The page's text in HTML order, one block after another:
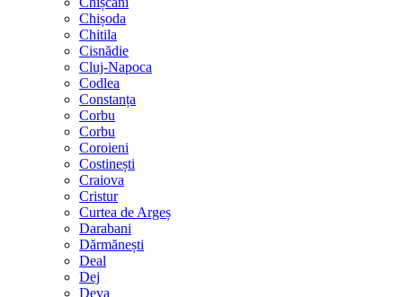
Chișoda
Chitila
Cisnădie
Cluj-Napoca
Codlea
Constanța
Corbu
Corbu
Coroieni
Costinești
Craiova
Cristur
Curtea de Argeș
Darabani
Dărmănești
Deal
Dej
Deva